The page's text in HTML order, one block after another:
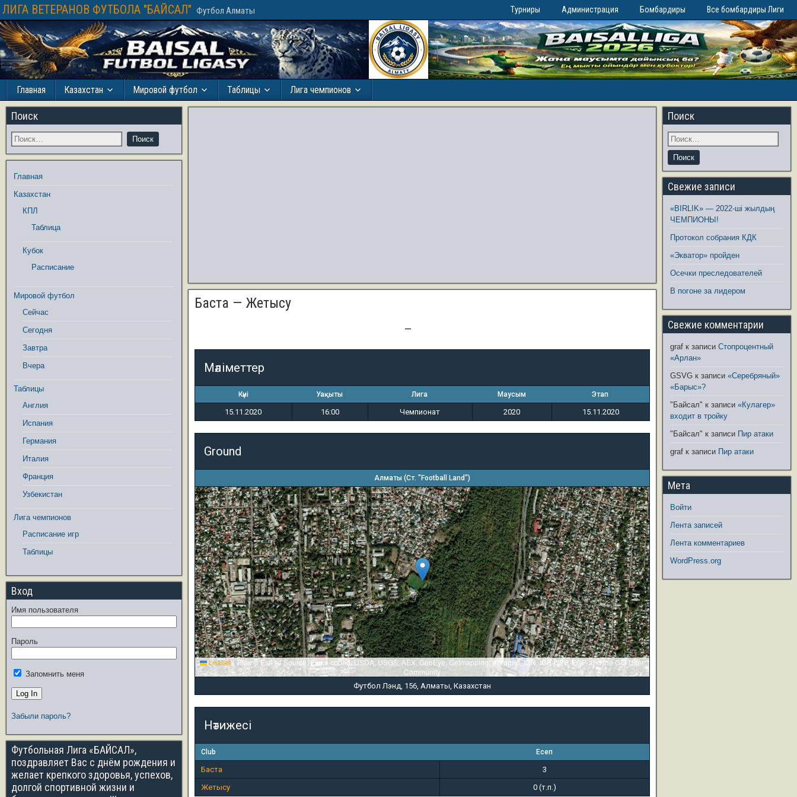
ЛИГА ВЕТЕРАНОВ ФУТБОЛА "БАЙСАЛ" Футбол Алматы Турниры Администрация Бомбардиры Все бомбардиры Лиги
Главная Казахстан Мировой футбол Таблицы Лига чемпионов
Баста — Жетысу
—
Мәліметтер
Күні Уақыты Лига Маусым Этап
15.11.2020 16:00 Чемпионат 2020 15.11.2020
Ground
Алматы (Ст. "Football Land")
Leaflet|Tiles © Esri — Source: Esri, i-cubed, USDA, USGS, AEX, GeoEye, Getmapping, Aerogrid, IGN, IGP, UPR-EGP, and the GIS User
Community
Футбол Лэнд, 156, Алматы, Казахстан
Нәтижесі
Club Есеп
Баста
3
Жетысу
0 (т.п.)
Поиск
Главная
Казахстан
КПЛ
Таблица
Кубок
Расписание
Мировой футбол
Сейчас
Сегодня
Завтра
Вчера
Таблицы
Англия
Испания
Германия
Италия
Франция
Узбекистан
Лига чемпионов
Расписание игр
Таблицы
Вход
Имя пользователя
Пароль
Запомнить меня
Забыли пароль?
Футбольная Лига «БАЙСАЛ»,
поздравляет Вас с днём рождения и
желает крепкого здоровья, успехов,
долгой спортивной жизни и
Поиск
Свежие записи
«BIRLIK» — 2022-ші жылдың
ЧЕМПИОНЫ!
Протокол собрания КДК
«Экватор» пройден
Осечки преследователей
В погоне за лидером
Свежие комментарии
graf к записиСтопроцентный
«Арлан»
GSVG к записи«Серебряный»
«Барыс»?
"Байсал" к записи«Кулагер»
входит в тройку
"Байсал" к записи Пир атаки
graf к записи Пир атаки
Мета
Войти
Лента записей
Лента комментариев
WordPress.org